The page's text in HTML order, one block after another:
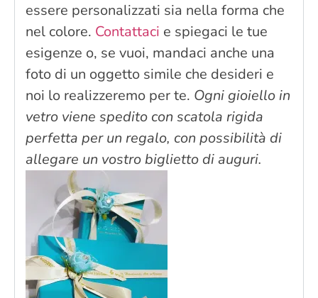
essere personalizzati sia nella forma che
nel colore. Contattaci e spiegaci le tue
esigenze o, se vuoi, mandaci anche una
foto di un oggetto simile che desideri e
noi lo realizzeremo per te. Ogni gioiello in
vetro viene spedito con scatola rigida
perfetta per un regalo, con possibilità di
allegare un vostro biglietto di auguri.